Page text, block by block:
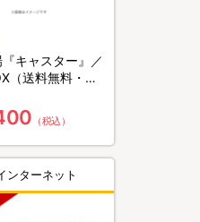
キャスター』／
（送料無料・6
（税込）
ンターネット